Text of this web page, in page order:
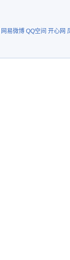
网易微博 QQ空间 开心网